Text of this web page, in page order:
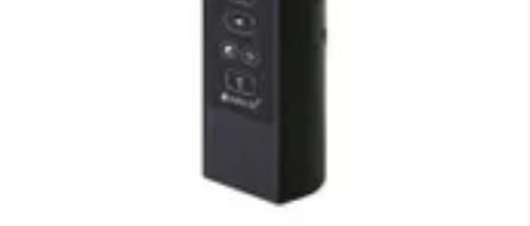
ライト・シーリングファン
アクセサリー・消耗品